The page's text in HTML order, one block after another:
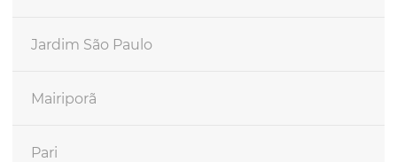
Jardim São Paulo
Mairiporã
Pari